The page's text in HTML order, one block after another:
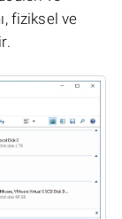
fiziksel ve